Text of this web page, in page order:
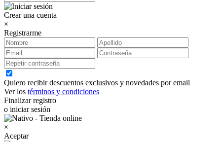
Crear una cuenta
×
Registrarme
Quiero recibir descuentos exclusivos y novedades por email
Ver los términos y condiciones
Finalizar registro
o iniciar sesión
×
Aceptar